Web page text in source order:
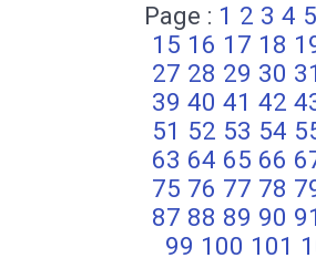
Page : 1 2 3 4 5
15 16 17 18
27 28 29 30 31
39 40 41 42
51 52 53 54
63 64 65 66
75 76 77 78
87 88 89 90 91
99 100 101